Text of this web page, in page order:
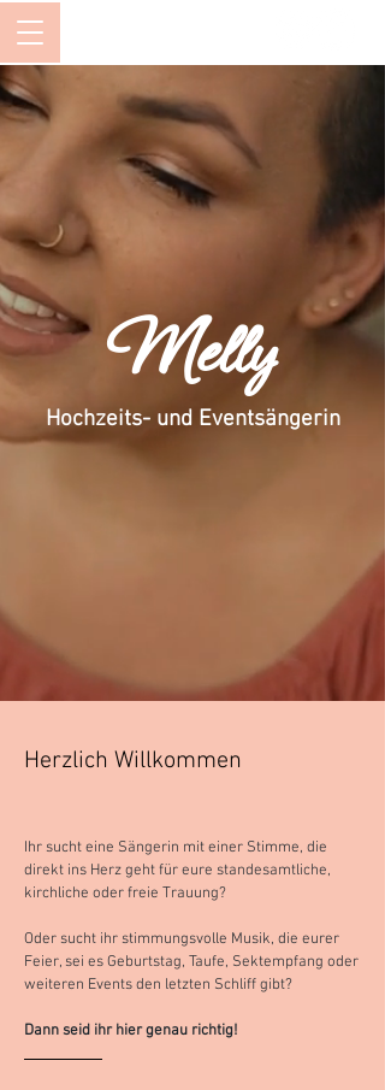
Melly
Hochzeits- und Eventsängerin
Herzlich Willkommen
Ihr sucht eine Sängerin mit einer Stimme, die
direkt ins Herz geht für eure standesamtliche,
kirchliche oder freie Trauung?
Oder sucht ihr stimmungsvolle Musik, die eurer
Feier, sei es Geburtstag, Taufe, Sektempfang oder
weiteren Events den letzten Schliff gibt?
Dann seid ihr hier genau richtig!